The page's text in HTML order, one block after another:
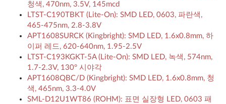
청색, 470nm, 3.5V, 145mcd
LTST-C190TBKT (Lite-On): SMD LED, 0603, 파란색,
465-475nm, 2.8-3.8V
APT1608SURCK (Kingbright): SMD LED, 1.6x0.8mm, 하
이퍼 레드, 620-640nm, 1.95-2.5V
LTST-C193KGKT-5A (Lite-On): SMD LED, 녹색, 574nm,
1.7-2.3V, 130° 시야각
APT1608QBC/D (Kingbright): SMD LED, 1.6x0.8mm, 청
색, 465nm, 3.3-4.0V
SML-D12U1WT86 (ROHM): 표면 실장형 LED, 0603 패